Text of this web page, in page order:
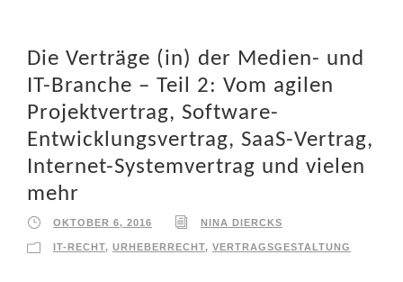
Die Verträge (in) der Medien- und
IT-Branche – Teil 2: Vom agilen
Projektvertrag, Software-
Entwicklungsvertrag, SaaS-Vertrag,
Internet-Systemvertrag und vielen
mehr
OKTOBER 6, 2016 NINA DIERCKS
IT-RECHT, URHEBERRECHT, VERTRAGSGESTALTUNG